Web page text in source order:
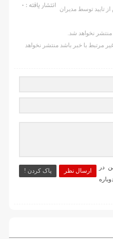
انتشار یافته : ۰
تایید توسط مدیران
منتشر نخواهد شد.
مرتبط با خبر باشد منتشر نخواهد
ارسال نظر پاک کردن !
در